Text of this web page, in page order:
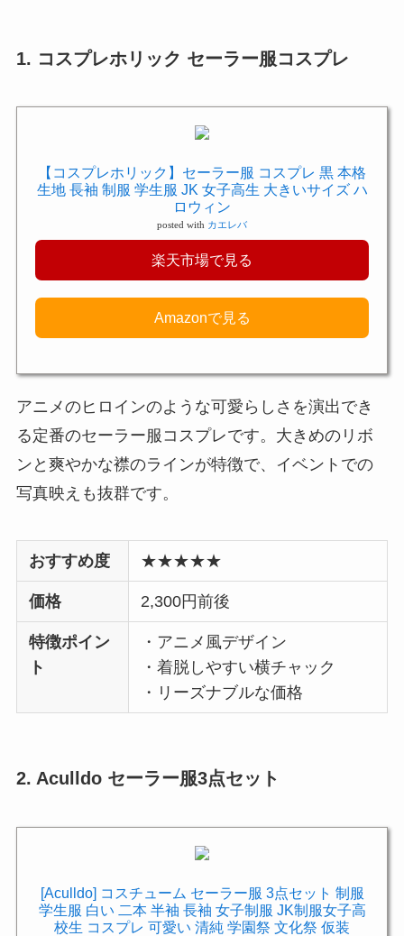
1. コスプレホリック セーラー服コスプレ
【コスプレホリック】セーラー服 コスプレ 黒 本格
生地 長袖 制服 学生服 JK 女子高生 大きいサイズ ハ
ロウィン
posted with カエレバ
楽天市場で見る
Amazonで見る
アニメのヒロインのような可愛らしさを演出でき
る定番のセーラー服コスプレです。大きめのリボ
ンと爽やかな襟のラインが特徴で、イベントでの
写真映えも抜群です。
おすすめ度 ★★★★★
価格 2,300円前後
特徴ポイン
ト
・アニメ風デザイン
・着脱しやすい横チャック
・リーズナブルな価格
2. Aculldo セーラー服3点セット
[Aculldo] コスチューム セーラー服 3点セット 制服
学生服 白い 二本 半袖 長袖 女子制服 JK制服女子高
校生 コスプレ 可愛い 清純 学園祭 文化祭 仮装